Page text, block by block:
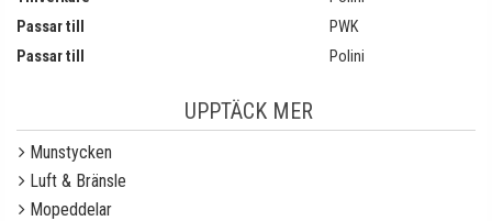
Passar till
PWK
Passar till
Polini
UPPTÄCK MER
Munstycken
Luft & Bränsle
Mopeddelar